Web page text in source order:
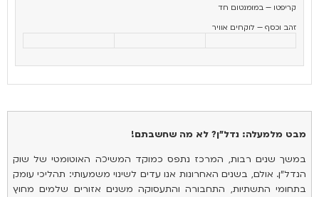
קריפטו — במומנטום חד
זהב וכסף — לוקחים אוויר
מבט מלמעלה: נדל"ן? לא מה שחשבתם!
במשך שנים רבות, המרכז נתפס כמוקד המשיכה האוטומטי של שוק
הנדל"ן. אולם, בשנים האחרונות אנו עדים לשינוי משמעותי: תהליכי עומק
בתחומי התשתיות, התחבורה והתעסוקה משנים אזורים שלמים מחוץ